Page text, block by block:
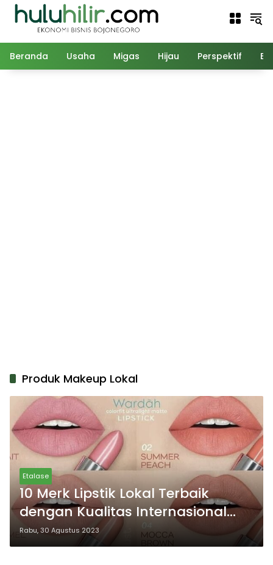
Langsung
Beranda Usaha Migas Hijau Perspektif
Produk Makeup Lokal
Etalase
10 Merk Lipstik Lokal Terbaik
dengan Kualitas Internasional
dan Mampu Membuat Bibir Tetap
Segar Sepanjang Hari
Rabu, 30 Agustus 2023